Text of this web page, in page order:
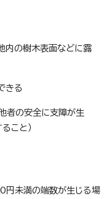
内の樹木表面などに露
きる
者の安全に支障が生
こと）
円未満の端数が生じる場